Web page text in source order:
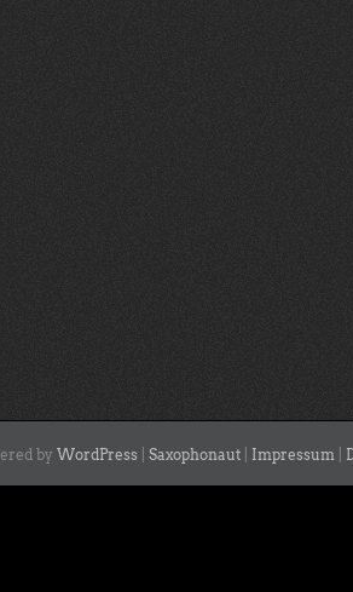
by WordPress| Saxophonaut| Impressum